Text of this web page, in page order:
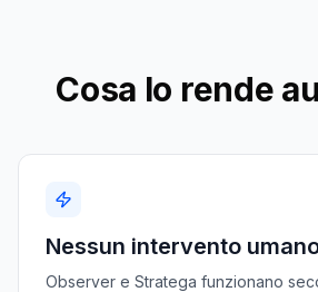
Cosa lo rende
Nessun intervento
Observer e Stratega funzionano